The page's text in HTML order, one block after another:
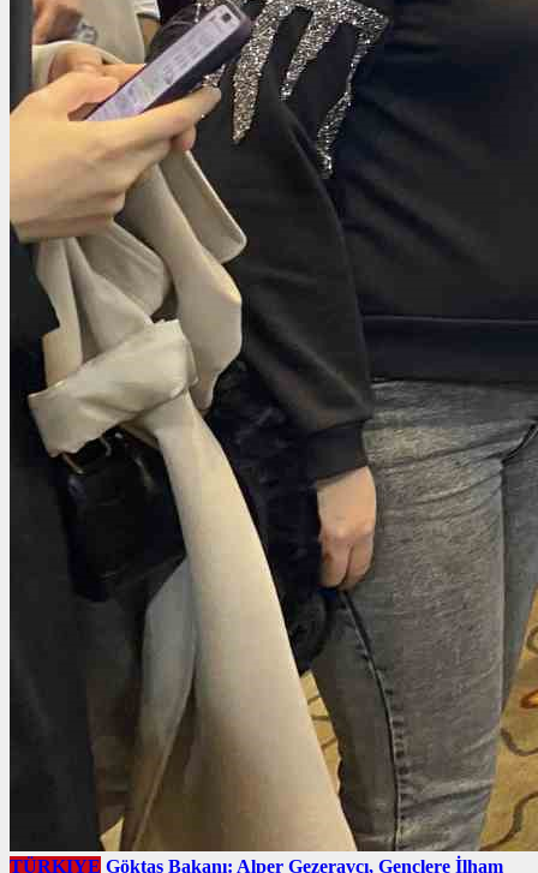
TÜRKIYE Göktaş Bakanı: Alper Gezeravcı, Gençlere İlham